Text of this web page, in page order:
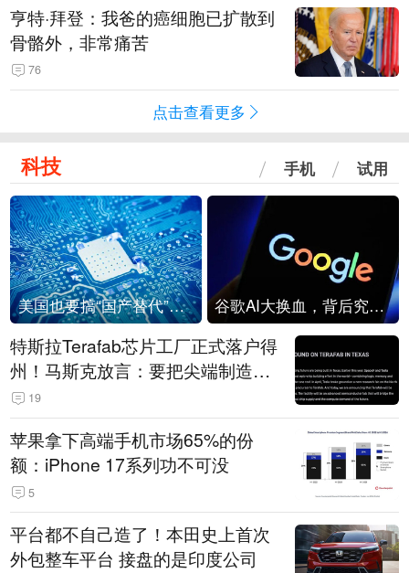
亨特·拜登：我爸的癌细胞已扩散到
骨骼外，非常痛苦
76
点击查看更多
科技 手机 试用
美国也要搞“国产替代”？先算清三笔账 谷歌AI大换血，背后究竟发生了什么？
特斯拉Terafab芯片工厂正式落户得
州！马斯克放言：要把尖端制造带
回美国
19
苹果拿下高端手机市场65%的份
额：iPhone 17系列功不可没
5
平台都不自己造了！本田史上首次
外包整车平台 接盘的是印度公司